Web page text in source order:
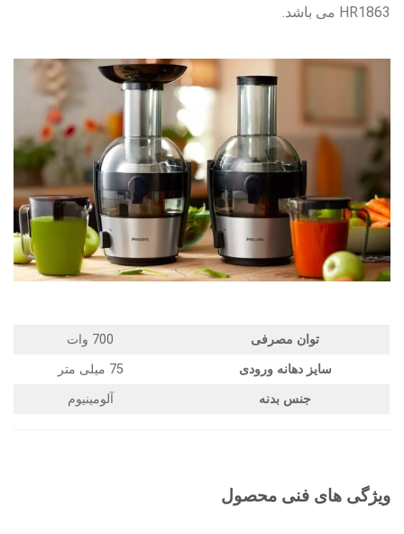
HR1863 می باشد.
توان مصرفی
700 وات
سایز دهانه ورودی
75 میلی متر
جنس بدنه
آلومینیوم
ویژگی های فنی محصول